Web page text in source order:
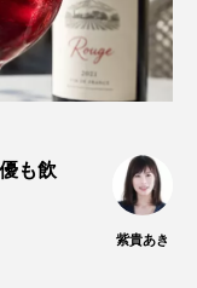
も飲
紫貴あき